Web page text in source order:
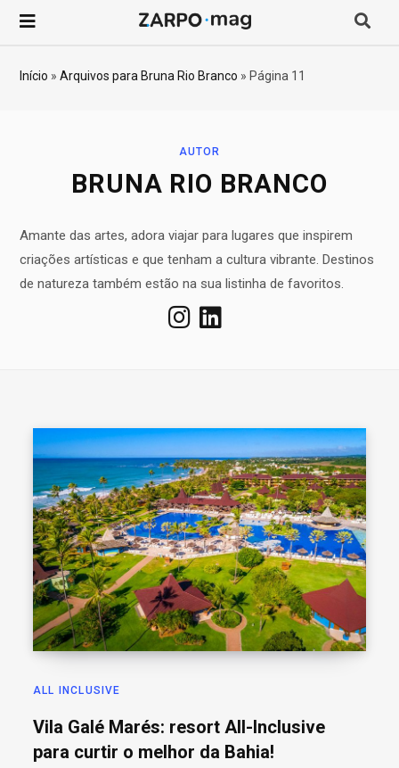
Início »Arquivos para Bruna Rio Branco » Página 11
AUTOR
BRUNA RIO BRANCO
Amante das artes, adora viajar para lugares que inspirem
criações artísticas e que tenham a cultura vibrante. Destinos
de natureza também estão na sua listinha de favoritos.
ALL INCLUSIVE
Vila Galé Marés: resort All-Inclusive
para curtir o melhor da Bahia!